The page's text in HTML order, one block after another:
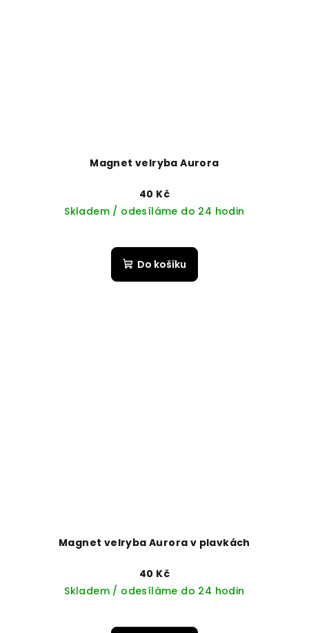
Magnet velryba Aurora
40 Kč
Skladem / odesíláme do 24 hodin
Do košíku
Magnet velryba Aurora v plavkách
40 Kč
Skladem / odesíláme do 24 hodin